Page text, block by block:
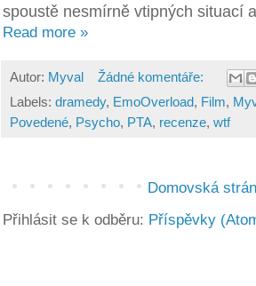
spoustě nesmírně vtipných situací
Read more »
Autor: Myval
Žádné komentáře:
Labels: dramedy, EmoOverload, Film,
Povedené, Psycho, PTA, recenze, wtf
Domovská
Přihlásit se k odběru: Příspěvky